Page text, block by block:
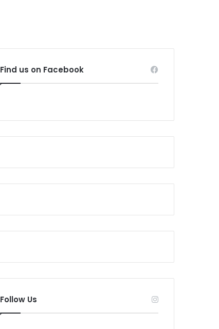
Find us on Facebook
Follow Us